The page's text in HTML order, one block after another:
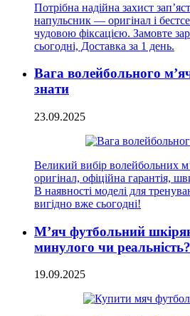
Потрібна надійна захист
напульсник — оригінал і
чудовою фіксацією. Замовте
сьогодні, Доставка за 1 день.
Вага волейбольного
знати
23.09.2025
Великий вибір волейбольних
оригінал, офіційна гарантія,
В наявності моделі для
вигідно вже сьогодні!
М’яч футбольний
минулого чи реальність?
19.09.2025